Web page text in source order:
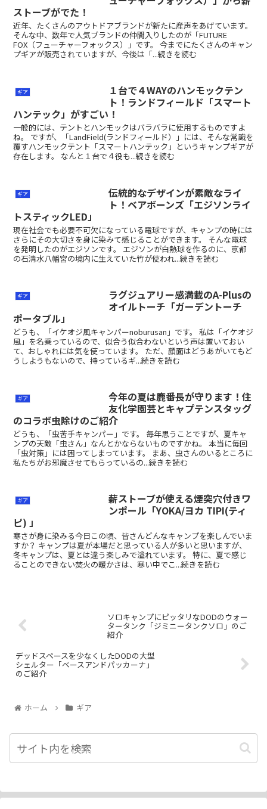
ストーブがでた！
近年、たくさんのアウトドアブランドが新たに産声をあげています。
そんな中、数年で人気ブランドの仲間入りしたのが「FUTURE
FOX（フューチャーフォックス）」です。 今までにたくさんのキャン
プギアが販売されていますが、今後は「...続きを読む
ギア
１台で４WAYのハンモックテン
ト！ランドフィールド「スマート
ハンテック」がすごい！
一般的には、テントとハンモックはバラバラに使用するものですよ
ね。 ですが、「LandField(ランドフィールド）」には、そんな常識を
覆すハンモックテント「スマートハンテック」というキャンプギアが
存在します。 なんと１台で４役も...続きを読む
ギア
伝統的なデザインが素敵なライ
ト！ベアボーンズ「エジソンライ
トスティックLED」
現在社会でも必要不可欠になっている電球ですが、キャンプの時には
さらにその大切さを身に染みて感じることができます。 そんな電球
を発明したのがエジソンです。 エジソンが白熱球を作るのに、京都
の石清水八幡宮の境内に生えていた竹が使われ...続きを読む
ギア
ラグジュアリー感満載のA-Plusの
オイルトーチ「ガーデントーチ
ポータブル」
どうも、「イケオジ風キャンパーnoburusan」です。 私は「イケオジ
風」を名乗っているので、似合う似合わないという声は置いておい
て、おしゃれには気を使っています。 ただ、顔面はどうあがいてもど
うしようもないので、持っているギ...続きを読む
ギア
今年の夏は鹿番長が守ります！住
友化学園芸とキャプテンスタッグ
のコラボ虫除けのご紹介
どうも、「虫苦手キャンパー」です。 毎年思うことですが、夏キャ
ンプの天敵「虫さん」なんとかならないものですかね。 本当に毎回
「虫対策」には困ってしまっています。 まあ、虫さんのいるところに
私たちがお邪魔させてもらっているの...続きを読む
ギア
薪ストーブが使える煙突穴付きワ
ンポール「YOKA/ヨカ TIPI(ティ
ピ) 」
寒さが身に染みる今日この頃、皆さんどんなキャンプを楽しんでいま
すか？ キャンプは夏が本場だと思っている人が多いと思いますが、
冬キャンプは、夏とは違う楽しみで溢れています。 特に、夏で感じ
ることのできない焚火の暖かさは、寒い中でこ...続きを読む
ソロキャンプにピッタリなDODのウォー
タータンク「ジミニータンクソロ」のご
紹介
デッドスペースを少なくしたDODの大型
シェルター「ベースアンドパッカーナ」
のご紹介
ホーム ギア